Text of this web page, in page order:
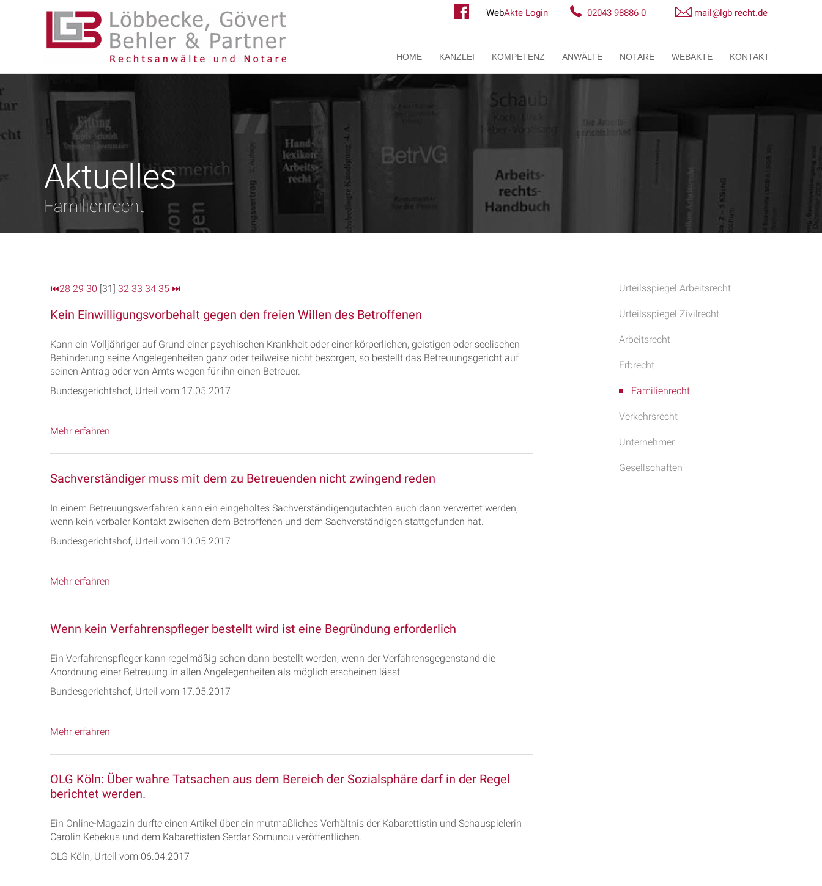
HOME KANZLEI KOMPETENZ ANWÄLTE NOTARE WEBAKTE KONTAKT
WebAkte Login 02043 98886 0 mail@lgb-recht.de
Aktuelles
Familienrecht
Urteilsspiegel Arbeitsrecht
Urteilsspiegel Zivilrecht
Arbeitsrecht
Erbrecht
Familienrecht
Verkehrsrecht
Unternehmer
Gesellschaften
⏮28 29 30 [31] 32 33 34 35 ⏭
Kein Einwilligungsvorbehalt gegen den freien Willen des Betroffenen
Kann ein Volljähriger auf Grund einer psychischen Krankheit oder einer körperlichen, geistigen oder seelischen
Behinderung seine Angelegenheiten ganz oder teilweise nicht besorgen, so bestellt das Betreuungsgericht auf
seinen Antrag oder von Amts wegen für ihn einen Betreuer.
Bundesgerichtshof, Urteil vom 17.05.2017
Mehr erfahren
Sachverständiger muss mit dem zu Betreuenden nicht zwingend reden
In einem Betreuungsverfahren kann ein eingeholtes Sachverständigengutachten auch dann verwertet werden,
wenn kein verbaler Kontakt zwischen dem Betroffenen und dem Sachverständigen stattgefunden hat.
Bundesgerichtshof, Urteil vom 10.05.2017
Mehr erfahren
Wenn kein Verfahrenspfleger bestellt wird ist eine Begründung erforderlich
Ein Verfahrenspfleger kann regelmäßig schon dann bestellt werden, wenn der Verfahrensgegenstand die
Anordnung einer Betreuung in allen Angelegenheiten als möglich erscheinen lässt.
Bundesgerichtshof, Urteil vom 17.05.2017
Mehr erfahren
OLG Köln: Über wahre Tatsachen aus dem Bereich der Sozialsphäre darf in der Regel
berichtet werden.
Ein Online-Magazin durfte einen Artikel über ein mutmaßliches Verhältnis der Kabarettistin und Schauspielerin
Carolin Kebekus und dem Kabarettisten Serdar Somuncu veröffentlichen.
OLG Köln, Urteil vom 06.04.2017